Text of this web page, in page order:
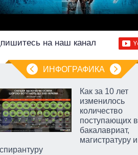
на наш канал
ИНФОГРАФИКА
Как за 10 лет
изменилось
количество
поступающих в
бакалавриат,
магистратуру и